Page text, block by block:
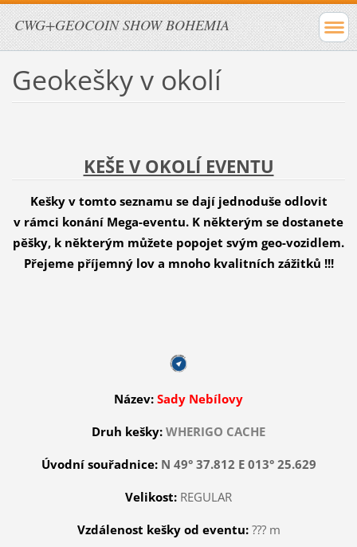
CWG+GEOCOIN SHOW BOHEMIA
Geokešky v okolí
KEŠE V OKOLÍ EVENTU
Kešky v tomto seznamu se dají jednoduše odlovit
v rámci konání Mega-eventu. K některým se dostanete
pěšky, k některým můžete popojet svým geo-vozidlem.
Přejeme příjemný lov a mnoho kvalitních zážitků !!!
Název: Sady Nebílovy
Druh kešky: WHERIGO CACHE
Úvodní souřadnice: N 49° 37.812 E 013° 25.629
Velikost: REGULAR
Vzdálenost kešky od eventu: ??? m